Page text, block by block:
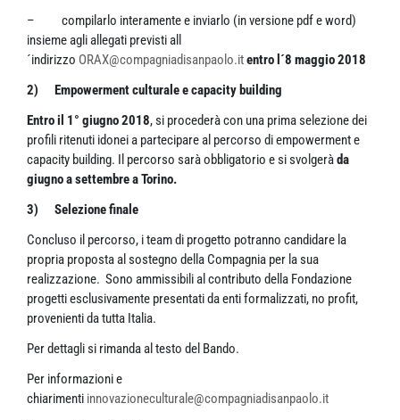
– compilarlo interamente e inviarlo (in versione pdf e word)
insieme agli allegati previsti all
´indirizzo ORAX@compagniadisanpaolo.itentro l´8 maggio 2018
2)
Empowerment culturale e capacity building
Entro il 1° giugno 2018, si procederà con una prima selezione dei
profili ritenuti idonei a partecipare al percorso di empowerment e
capacity building. Il percorso sarà obbligatorio e si svolgeràda
giugno a settembre a Torino.
3) Selezione finale
Concluso il percorso, i team di progetto potranno candidare la
propria proposta al sostegno della Compagnia per la sua
realizzazione. Sono ammissibili al contributo della Fondazione
progetti esclusivamente presentati da enti formalizzati, no profit,
provenienti da tutta Italia.
Per dettagli si rimanda al testo del Bando.
Per informazioni e
chiarimenti innovazioneculturale@compagniadisanpaolo.it